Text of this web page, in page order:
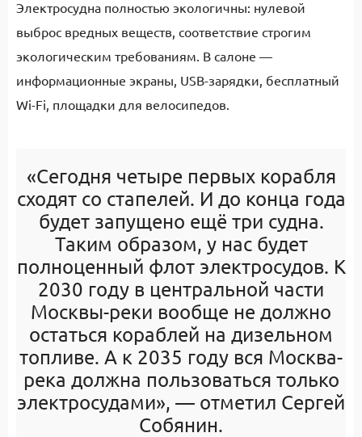
Электросудна полностью экологичны: нулевой
выброс вредных веществ, соответствие строгим
экологическим требованиям. В салоне —
информационные экраны, USB-зарядки, бесплатный
Wi-Fi, площадки для велосипедов.
«Сегодня четыре первых корабля
сходят со стапелей. И до конца года
будет запущено ещё три судна.
Таким образом, у нас будет
полноценный флот электросудов. К
2030 году в центральной части
Москвы-реки вообще не должно
остаться кораблей на дизельном
топливе. А к 2035 году вся Москва-
река должна пользоваться только
электросудами», — отметил Сергей
Собянин.